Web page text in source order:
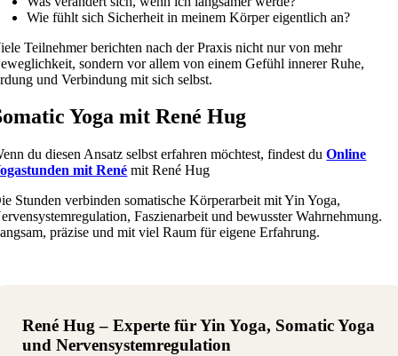
Wie fühlt sich Sicherheit in meinem Körper eigentlich an?
Teilnehmer berichten nach der Praxis nicht nur von mehr
sondern vor allem von einem Gefühl innerer Ruhe,
und Verbindung mit sich selbst.
Yoga mit René Hug
du diesen Ansatz selbst erfahren möchtest, findest duOnline
mit René mit René Hug
Stunden verbinden somatische Körperarbeit mit Yin Yoga,
Faszienarbeit und bewusster Wahrnehmung.
präzise und mit viel Raum für eigene Erfahrung.
René Hug – Experte für Yin Yoga, Somatic Yoga
und Nervensystemregulation